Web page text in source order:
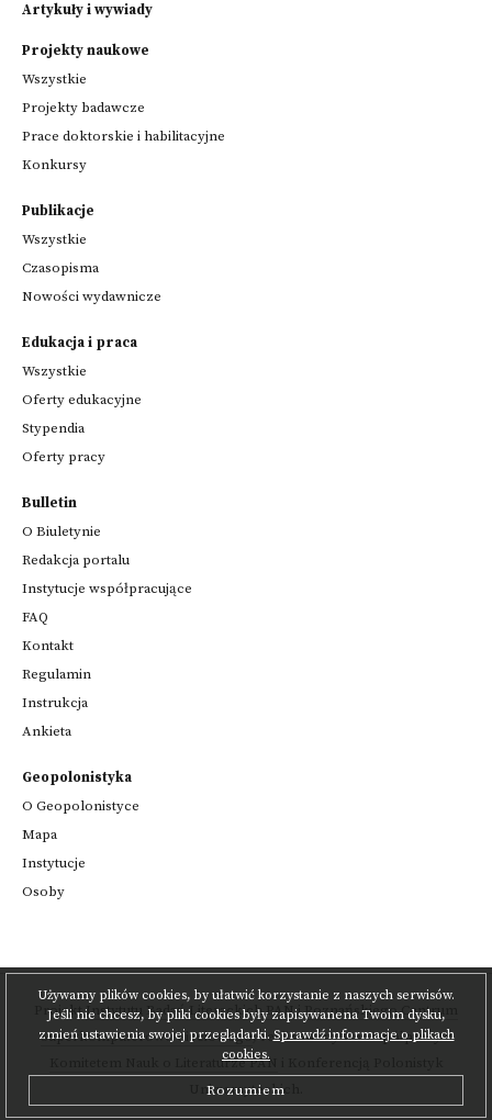
Używamy plików cookies, by ułatwić korzystanie z naszych serwisów.
Jeśli nie chcesz, by pliki cookies były zapisywanena Twoim dysku,
zmień ustawienia swojej przeglądarki. Sprawdź informacje o plikach
cookies.
Rozumiem
Artykuły i wywiady
Projekty naukowe
Wszystkie
Projekty badawcze
Prace doktorskie i habilitacyjne
Konkursy
Publikacje
Wszystkie
Czasopisma
Nowości wydawnicze
Edukacja i praca
Wszystkie
Oferty edukacyjne
Stypendia
Oferty pracy
Bulletin
O Biuletynie
Redakcja portalu
Instytucje współpracujące
FAQ
Kontakt
Regulamin
Instrukcja
Ankieta
Geopolonistyka
O Geopolonistyce
Mapa
Instytucje
Osoby
ProjektInstytutu Badań Literackich PANiPoznańskiego Centrum
Superkomputerowo-Sieciowego,realizowany we współpracy z
Komitetem Nauk o Literaturze PAN
Uniwersyteckich.